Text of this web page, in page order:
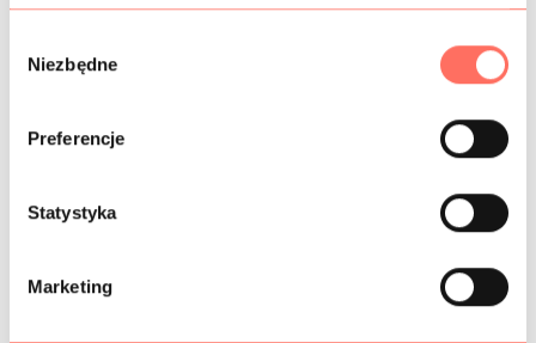
Niezbędne
Preferencje
Statystyka
Marketing
spodnie, szorty, spódnice itp.
GRAMATURA